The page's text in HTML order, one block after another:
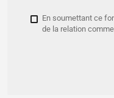
En soumettant ce
de la relation